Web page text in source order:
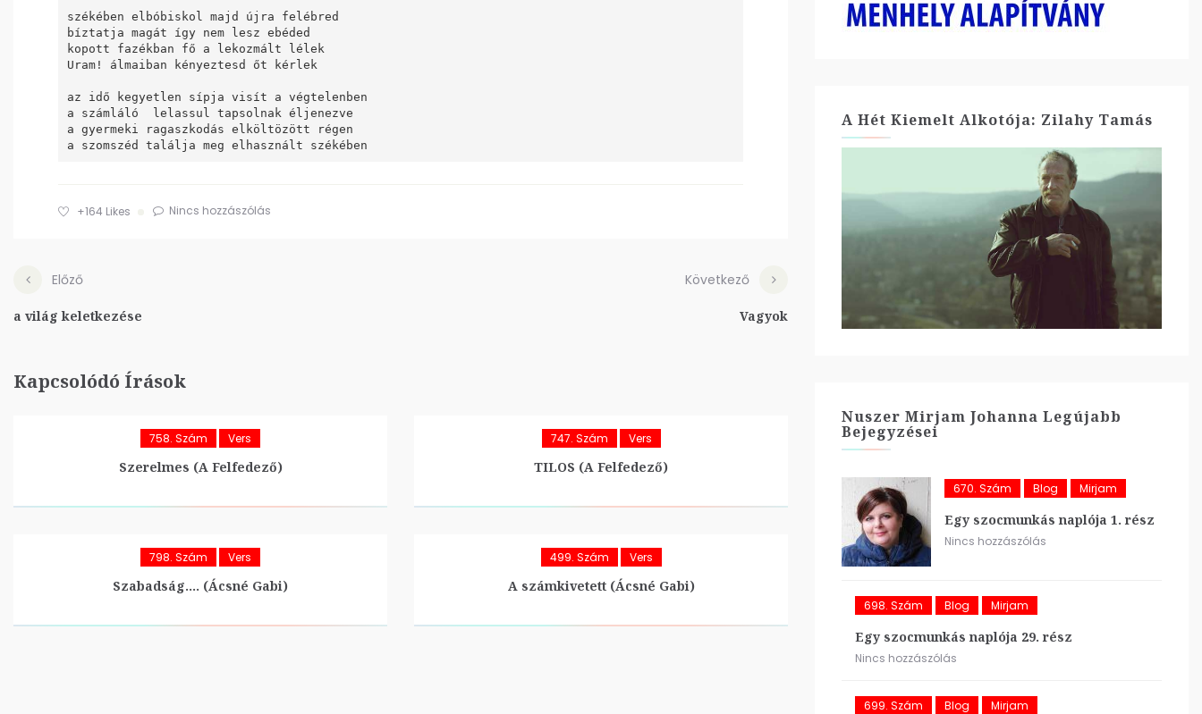
székében elbóbiskol majd újra felébred
bíztatja magát így nem lesz ebéded
kopott fazékban fő a lekozmált lélek
Uram! álmaiban kényeztesd őt kérlek
az idő kegyetlen sípja visít a végtelenben
a számláló  lelassul tapsolnak éljenezve
a gyermeki ragaszkodás elköltözött régen
a szomszéd találja meg elhasznált székében
+164 Likes Nincs hozzászólás
Előző
a világ keletkezése
Következő
Vagyok
Kapcsolódó Írások
758. Szám Vers
Szerelmes (A Felfedező)
747. Szám Vers
TILOS (A Felfedező)
798. Szám Vers
Szabadság…. (Ácsné Gabi)
499. Szám Vers
A számkivetett (Ácsné Gabi)
A Hét Kiemelt Alkotója: Zilahy Tamás
Nuszer Mirjam Johanna Legújabb
Bejegyzései
670. Szám Blog Mirjam
Egy szocmunkás naplója 1. rész
Nincs hozzászólás
698. Szám Blog Mirjam
Egy szocmunkás naplója 29. rész
Nincs hozzászólás
699. Szám Blog Mirjam